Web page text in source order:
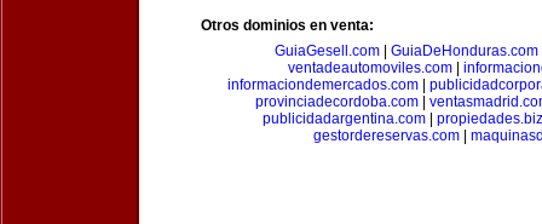
Otros dominios en venta:
GuiaGesell.com
GuiaDeHonduras.com
ventadeautomoviles.com|
informaciondemercados.com|
provinciadecordoba.com
publicidadargentina.com| propiedades.biz
gestordereservas.com